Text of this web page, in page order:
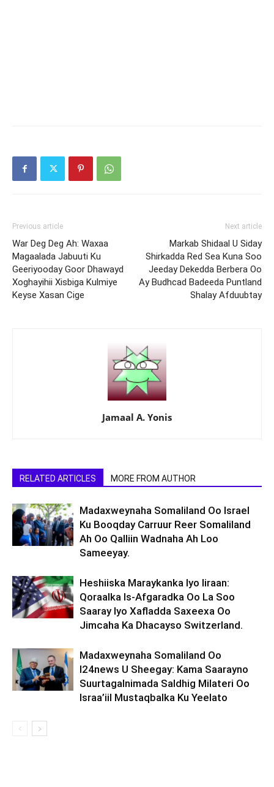
Previous article
War Deg Deg Ah: Waxaa
Magaalada Jabuuti Ku
Geeriyooday Goor Dhawayd
Xoghayihii Xisbiga Kulmiye
Keyse Xasan Cige
Next article
Markab Shidaal U Siday
Shirkadda Red Sea Kuna Soo
Jeeday Dekedda Berbera Oo
Ay Budhcad Badeeda Puntland
Shalay Afduubtay
Jamaal A. Yonis
RELATED ARTICLES MORE FROM AUTHOR
Madaxweynaha Somaliland Oo Israel
Ku Booqday Carruur Reer Somaliland
Ah Oo Qalliin Wadnaha Ah Loo
Sameeyay.
Heshiiska Maraykanka Iyo Iiraan:
Qoraalka Is-Afgaradka Oo La Soo
Saaray Iyo Xafladda Saxeexa Oo
Jimcaha Ka Dhacayso Switzerland.
Madaxweynaha Somaliland Oo
I24news U Sheegay: Kama Saarayno
Suurtagalnimada Saldhig Milateri Oo
Israa’iil Mustaqbalka Ku Yeelato